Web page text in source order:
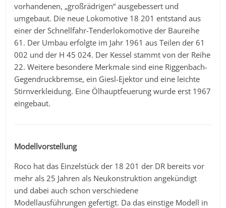
vorhandenen, „großrädrigen“ ausgebessert und
umgebaut. Die neue Lokomotive 18 201 entstand aus
einer der Schnellfahr-Tenderlokomotive der Baureihe
61. Der Umbau erfolgte im Jahr 1961 aus Teilen der 61
002 und der H 45 024. Der Kessel stammt von der Reihe
22. Weitere besondere Merkmale sind eine Riggenbach-
Gegendruckbremse, ein Giesl-Ejektor und eine leichte
Stirnverkleidung. Eine Ölhauptfeuerung wurde erst 1967
eingebaut.
Modellvorstellung
Roco hat das Einzelstück der 18 201 der DR bereits vor
mehr als 25 Jahren als Neukonstruktion angekündigt
und dabei auch schon verschiedene
Modellausführungen gefertigt. Da das einstige Modell in